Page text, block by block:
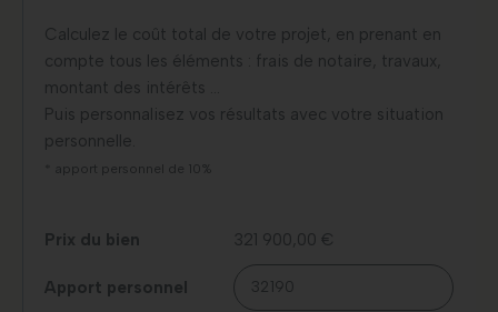
Calculez le coût total de votre projet, en prenant en
compte tous les éléments : frais de notaire, travaux,
montant des intérêts …
Puis personnalisez vos résultats avec votre situation
personnelle.
* apport personnel de 10%
Prix du bien 321 900,00 €
Apport personnel